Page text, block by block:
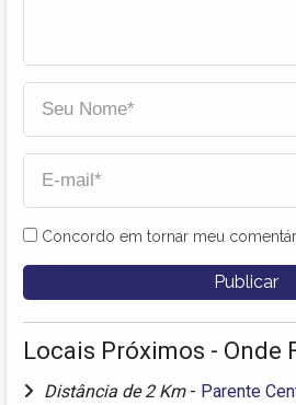
Concordo em tornar meu
Locais Próximos - Onde
Distância de 2 Km - Parente